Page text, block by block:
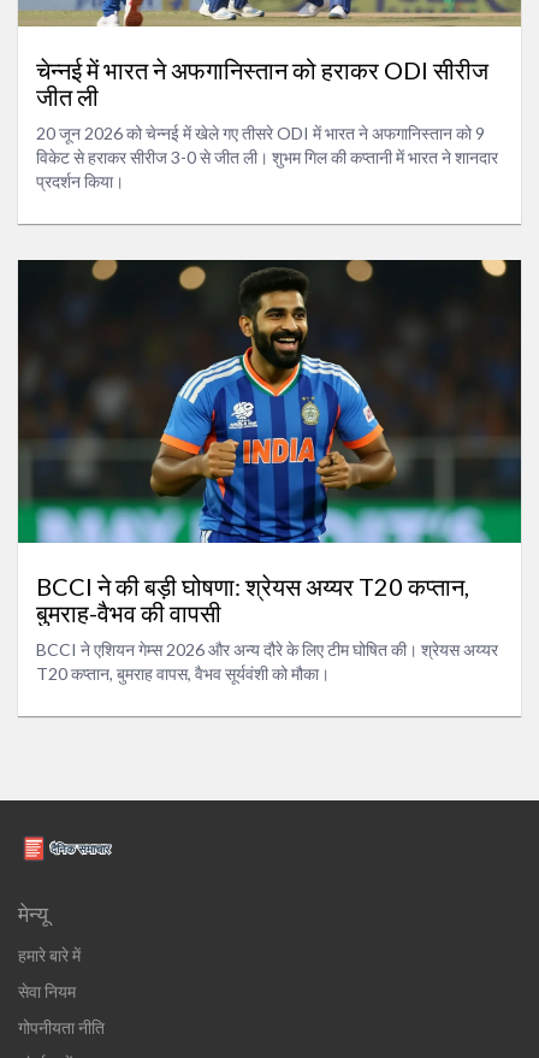
चेन्नई में भारत ने अफगानिस्तान को हराकर ODI सीरीज
जीत ली
20 जून 2026 को चेन्नई में खेले गए तीसरे ODI में भारत ने अफगानिस्तान को 9
विकेट से हराकर सीरीज 3-0 से जीत ली। शुभम गिल की कप्तानी में भारत ने शानदार
प्रदर्शन किया।
BCCI ने की बड़ी घोषणा: श्रेयस अय्यर T20 कप्तान,
बुमराह-वैभव की वापसी
BCCI ने एशियन गेम्स 2026 और अन्य दौरे के लिए टीम घोषित की। श्रेयस अय्यर
T20 कप्तान, बुमराह वापस, वैभव सूर्यवंशी को मौका।
मेन्यू
हमारे बारे में
सेवा नियम
गोपनीयता नीति